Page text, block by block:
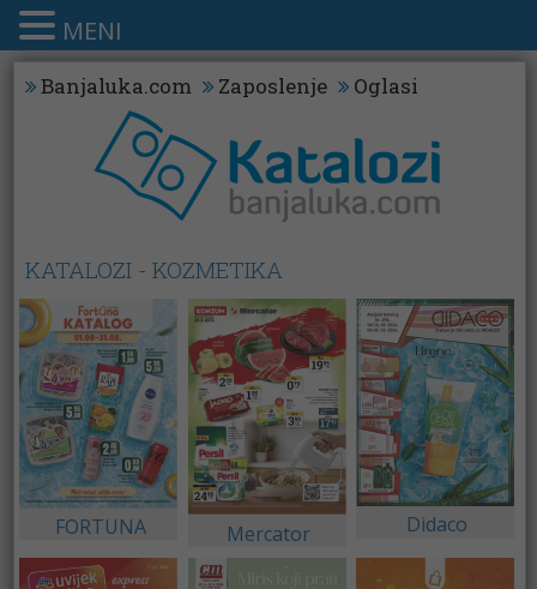
Banjaluka.com Zaposlenje Oglasi
KATALOZI - KOZMETIKA
FORTUNA Mercator Didaco
MENI